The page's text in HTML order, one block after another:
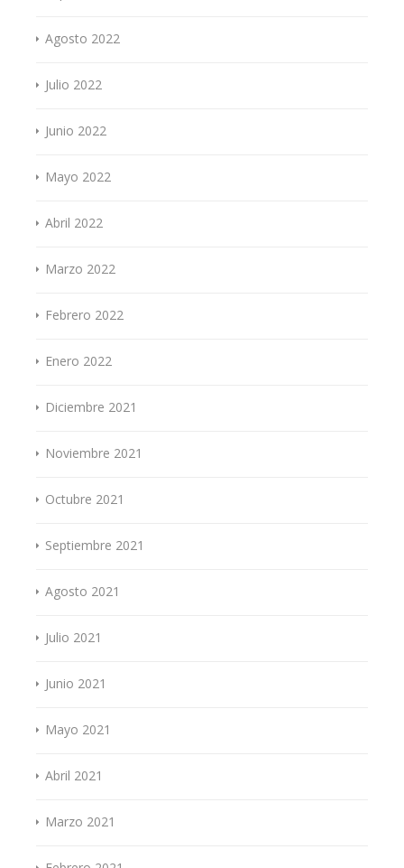
Agosto 2022
Julio 2022
Junio 2022
Mayo 2022
Abril 2022
Marzo 2022
Febrero 2022
Enero 2022
Diciembre 2021
Noviembre 2021
Octubre 2021
Septiembre 2021
Agosto 2021
Julio 2021
Junio 2021
Mayo 2021
Abril 2021
Marzo 2021